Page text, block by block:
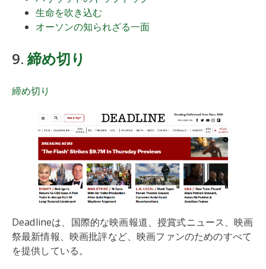
生命を吹き込む
オーソンの知られざる一面
9. 締め切り
締め切り
Deadlineは、国際的な映画報道、授賞式ニュース、映画
祭最新情報、映画批評など、映画ファンのためのすべて
を提供している。